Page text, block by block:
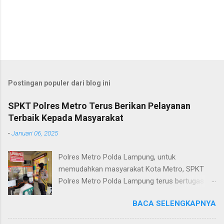
Postingan populer dari blog ini
SPKT Polres Metro Terus Berikan Pelayanan
Terbaik Kepada Masyarakat
-Januari 06, 2025
Polres Metro Polda Lampung, untuk
memudahkan masyarakat Kota Metro, SPKT
Polres Metro Polda Lampung terus bertugas
terkait layanan pengaduan, pelayanan SKCK dan
pelayanan Identifikasi sidik jari secara terpadu
BACA SELENGKAPNYA